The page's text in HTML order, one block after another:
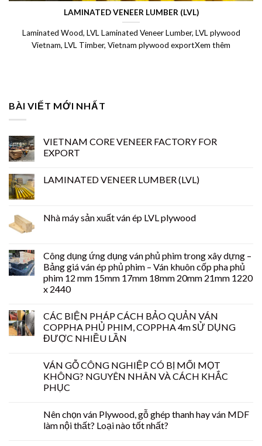
LAMINATED VENEER LUMBER (LVL)
Laminated Wood, LVL Laminated Veneer Lumber, LVL plywood
Vietnam, LVL Timber, Vietnam plywood exportXem thêm
BÀI VIẾT MỚI NHẤT
VIETNAM CORE VENEER FACTORY FOR
EXPORT
LAMINATED VENEER LUMBER (LVL)
Nhà máy sản xuất ván ép LVL plywood
Công dụng ứng dụng ván phủ phim trong xây dựng –
Bảng giá ván ép phủ phim – Ván khuôn cốp pha phủ
phim 12 mm 15mm 17mm 18mm 20mm 21mm 1220
x 2440
CÁC BIỆN PHÁP CÁCH BẢO QUẢN VÁN
COPPHA PHỦ PHIM, COPPHA 4m SỬ DỤNG
ĐƯỢC NHIỀU LẦN
VÁN GỖ CÔNG NGHIỆP CÓ BỊ MỐI MỌT
KHÔNG? NGUYÊN NHÂN VÀ CÁCH KHẮC
PHỤC
Nên chọn ván Plywood, gỗ ghép thanh hay ván MDF
làm nội thất? Loại nào tốt nhất?